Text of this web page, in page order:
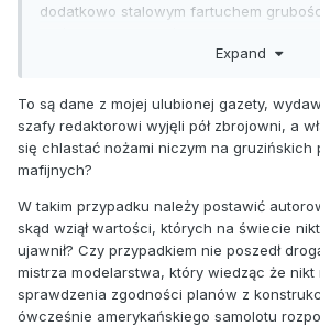
dodatkowo stalowym fartuchem
Expand
To są dane z mojej ulubionej gazety,
szafy redaktorowi wyjęli pół zbrojowni, a
się chlastać nożami niczym na gruzińskich
mafijnych?
W takim przypadku należy postawić
skąd wziął wartości, których na świecie
ujawnił? Czy przypadkiem nie poszedł
mistrza modelarstwa, który wiedząc że nikt
sprawdzenia zgodności planów z
ówcześnie amerykańskiego samolotu